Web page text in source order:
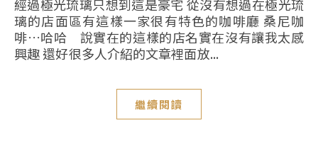
經過極光琉璃只想到這是豪宅 從沒有想過在極光琉
璃的店面區有這樣一家很有特色的咖啡廳 桑尼咖
啡…哈哈 說實在的這樣的店名實在沒有讓我太感
興趣 還好很多人介紹的文章裡面放...
繼續閱讀